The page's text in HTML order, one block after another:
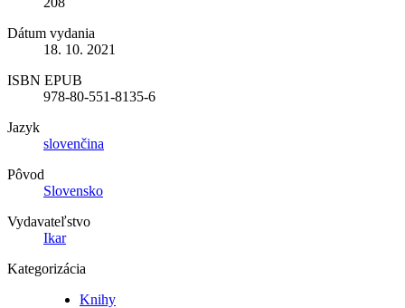
Dátum vydania
18. 10. 2021
ISBN EPUB
978-80-551-8135-6
Jazyk
slovenčina
Pôvod
Slovensko
Vydavateľstvo
Ikar
Kategorizácia
Knihy